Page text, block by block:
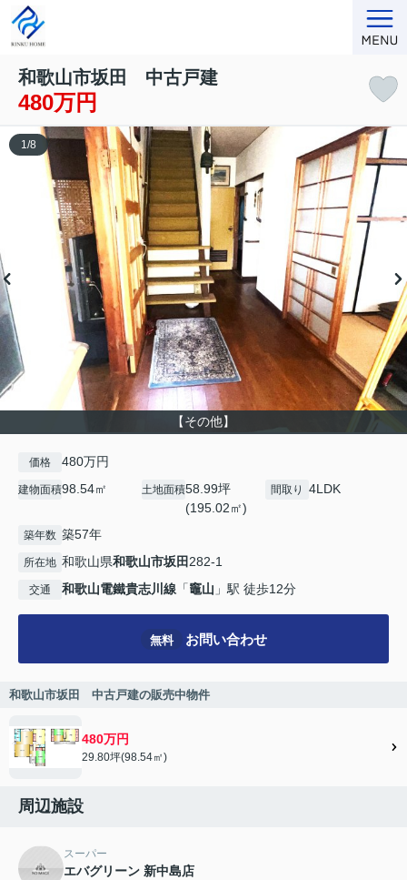
和歌山市坂田 中古戸建
480万円
【その他】
1 /8
価格 480万円
建物面積98.54㎡ 土地面積58.99坪
(195.02㎡)
間取り 4LDK
築年数 築57年
所在地 和歌山県和歌山市坂田 282-1
交通 和歌山電鐵貴志川線 「竈山 」駅 徒歩12分
無料 お問い合わせ
和歌山市坂田 中古戸建の販売中物件
480万円
29.80坪(98.54㎡)
周辺施設
スーパー
エバグリーン 新中島店